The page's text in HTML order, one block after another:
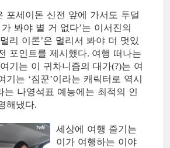
포세이돈 신전 앞에 가서도 투덜
봐야 별 거 없다’는 이서진의
리 이론’은 멀리서 봐야 더 멋있
포인트를 제시했다. 여행 떠나는
기는 이 귀차니즘의 대가(?)는 여
기는 ‘짐꾼’이라는 캐릭터로 역시
는 나영석표 예능에는 최적의 인
해냈다.
세상에 여행 즐기는
이가 여행하는 이야